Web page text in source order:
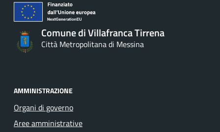
Comune di Villafranca Tirrena
Città Metropolitana di Messina
AMMINISTRAZIONE
Organi di governo
Aree amministrative